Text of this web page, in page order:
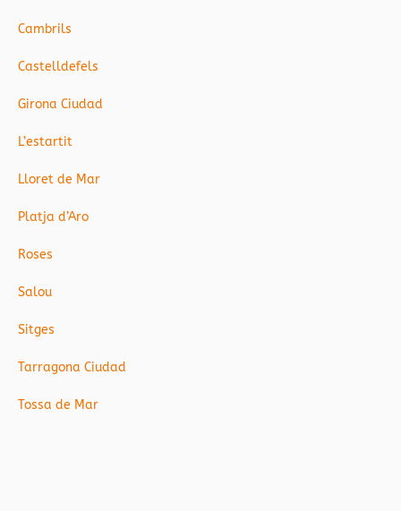
Cambrils
Castelldefels
Girona Ciudad
L’estartit
Lloret de Mar
Platja d’Aro
Roses
Salou
Sitges
Tarragona Ciudad
Tossa de Mar